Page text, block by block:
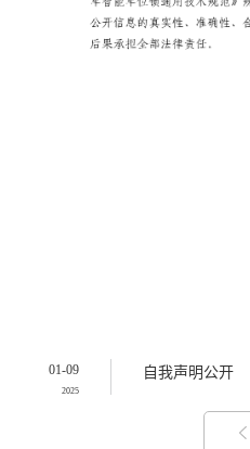
01-09
2025
自我声明公开